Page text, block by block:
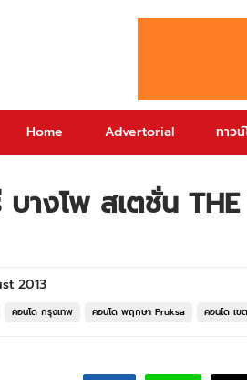
Home Advertorial ทาว
างโพ สเตชั่น THE
2013
คอนโด กรุงเทพ คอนโด พฤกษา Pruksa คอนโด เข